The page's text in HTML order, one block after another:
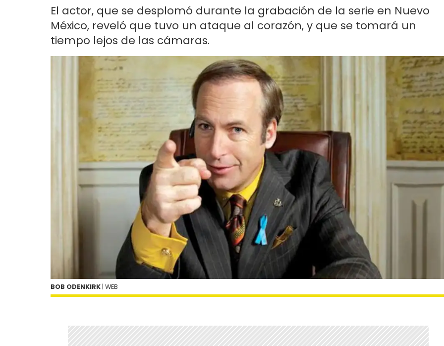
El actor, que se desplomó durante la grabación de la serie en Nuevo
México, reveló que tuvo un ataque al corazón, y que se tomará un
tiempo lejos de las cámaras.
BOB ODENKIRK | WEB